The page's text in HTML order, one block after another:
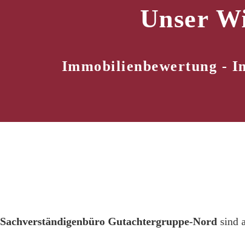
Unser
Immobilienbewertung -
Sachverständigenbüro Gutachtergruppe-Nord sind